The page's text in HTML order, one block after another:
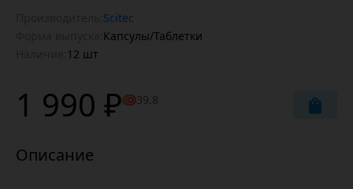
Scitec
Капсулы/Таблетки
12 шт
1 990 ₽ 39.8